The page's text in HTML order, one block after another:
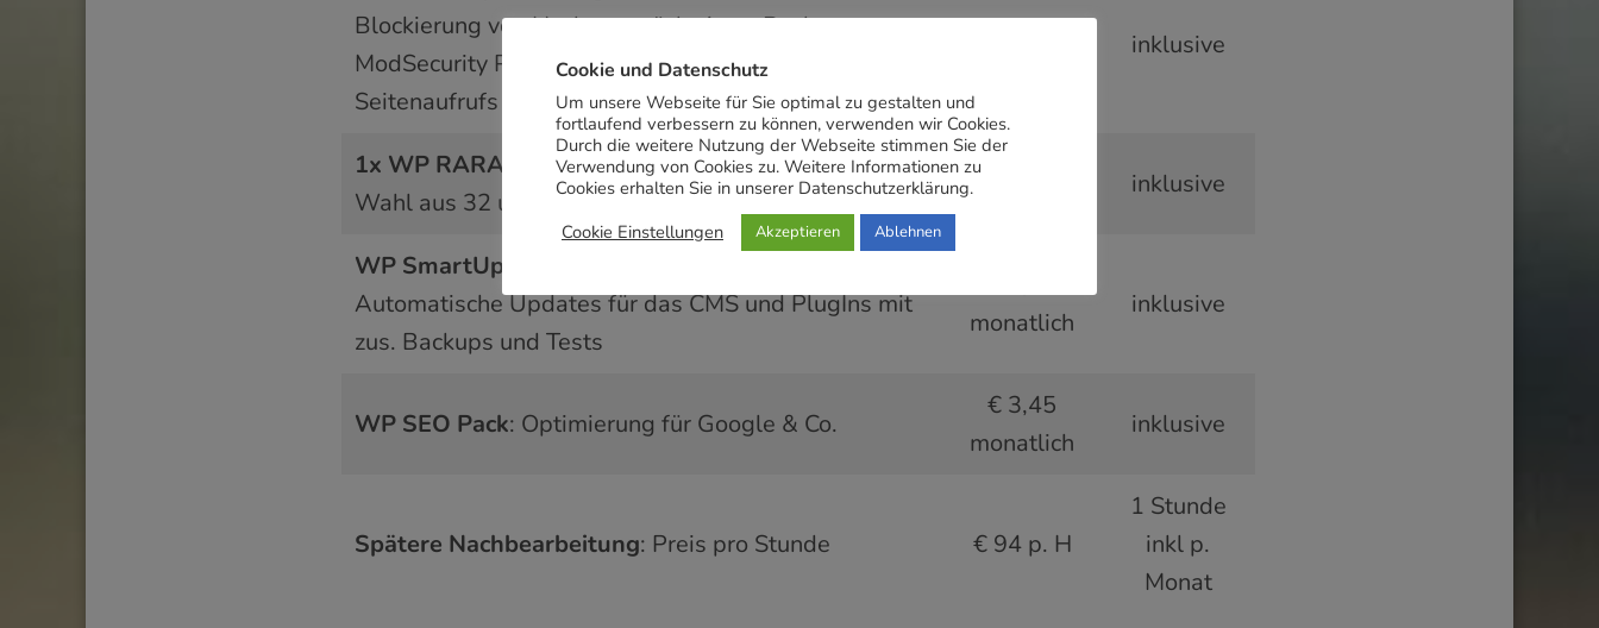
Blockierung von Hackern, wöch. Auto-Backup,
ModSecurity PRO Prüfung jeden Besuchers oder
Seitenaufrufs auf potenzielle Gefahren.
inklusive
1x WP RARA PRO:Theme-Lizenz mit PlugIns zur
Wahl aus 32 unterschiedlichen Designs
inklusive inklusive
WP SmartUpdate :
Automatische Updates für das CMS und PlugIns mit
zus. Backups und Tests
monatlich
inklusive
WP SEO Pack: Optimierung für Google & Co.
€ 3,45
monatlich
inklusive
Spätere Nachbearbeitung: Preis pro Stunde € 94 p. H
1 Stunde
inkl p.
Monat
Cookie und Datenschutz
Um unsere Webseite für Sie optimal zu gestalten und
fortlaufend verbessern zu können, verwenden wir Cookies.
Durch die weitere Nutzung der Webseite stimmen Sie der
Verwendung von Cookies zu. Weitere Informationen zu
Cookies erhalten Sie in unserer Datenschutzerklärung.
Cookie Einstellungen
Akzeptieren Ablehnen